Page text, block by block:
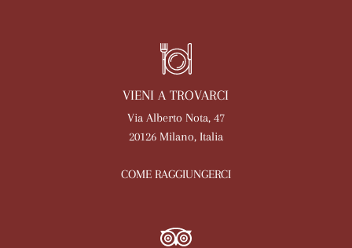
VIENI A TROVARCI
Via Alberto Nota, 47
20126 Milano, Italia
COME RAGGIUNGERCI